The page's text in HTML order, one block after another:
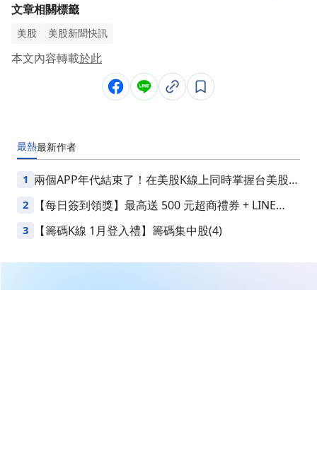
文章相關標籤
美股 美股新聞快訊
本文內容轉載於此
最熱最新作者
1 兩個APP年代結束了！在美股K線上同時掌握台美股損
益
2
【每日簽到領獎】最高送 500 元超商禮券 + LINE
Points
3 【籌碼K線 1月登入禮】籌碼集中股(4)